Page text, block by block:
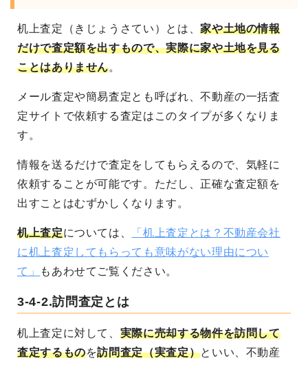
机上査定（きじょうさてい）とは、家や土地の情報
だけで査定額を出すもので、実際に家や土地を見る
ことはありません。
メール査定や簡易査定とも呼ばれ、不動産の一括査
定サイトで依頼する査定はこのタイプが多くなりま
す。
情報を送るだけで査定をしてもらえるので、気軽に
依頼することが可能です。ただし、正確な査定額を
出すことはむずかしくなります。
机上査定については、
「机上査定とは？不動産会社
に机上査定してもらっても意味がない理由につい
て」
もあわせてご覧ください。
3-4-2.訪問査定とは
机上査定に対して、 実際に売却する物件を訪問して
査定するものを訪問査定（実査定）といい、不動産